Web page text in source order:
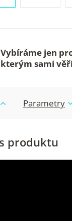
Vybíráme jen
kterým sami
Parametry